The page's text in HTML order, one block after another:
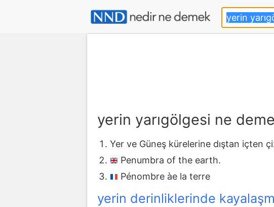
yerin yarıgölgesi ne
Yer ve Güneş kürelerine dıştan içten
Penumbra of the earth.
Pénombre àe la terre
yerin derinliklerinde